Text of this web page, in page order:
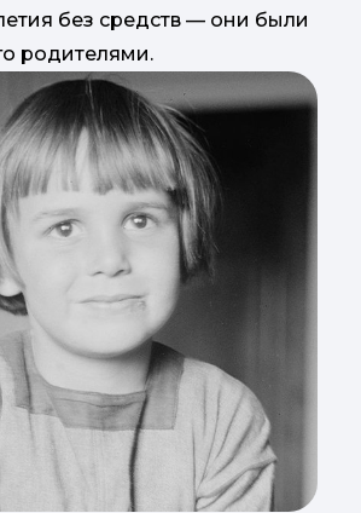
без средств — они были
родителями.